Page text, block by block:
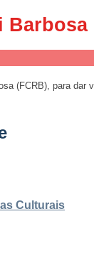
(FCRB), para
Culturais